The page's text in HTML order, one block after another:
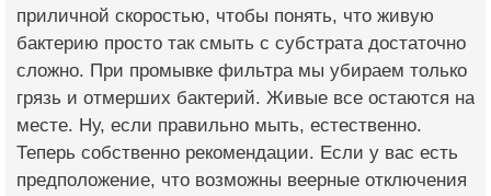
приличной скоростью, чтобы понять, что живую
бактерию просто так смыть с субстрата достаточно
сложно. При промывке фильтра мы убираем только
грязь и отмерших бактерий. Живые все остаются на
месте. Ну, если правильно мыть, естественно.
Теперь собственно рекомендации. Если у вас есть
предположение, что возможны веерные отключения